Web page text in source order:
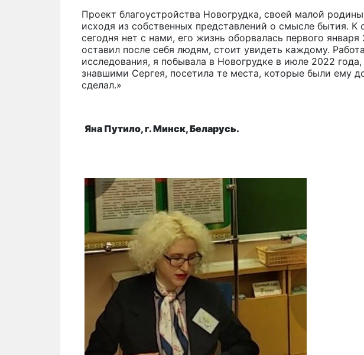
Проект благоустройства Новогрудка, своей малой
исходя из собственных представлений о смысле бытия. К
сегодня нет с нами, его жизнь оборвалась первого
оставил после себя людям, стоит увидеть каждому.
исследования, я побывала в Новогрудке в июле 2022
знавшими Сергея, посетила те места, которые были ему
сделал.»
Яна Путило, г. Минск, Беларусь.